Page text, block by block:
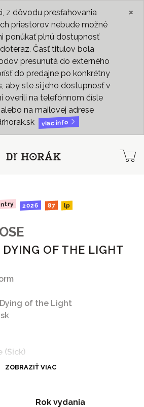
z dôvodu presťahovania
priestorov nebude možné
ponúkať plnú dostupnosť
Časť titulov bola
presunutá do externého
do predajne po konkrétny
aby ste si jeho dostupnosť v
overili na telefónnom čísle
na mailovej adrese
viac info
×
2026 87 lp
OF THE LIGHT
of the Light
(Sick)
ZOBRAZIŤ VIAC
Rok vydania